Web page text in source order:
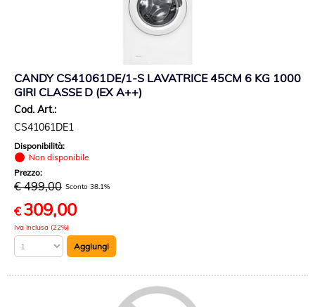
CANDY CS41061DE/1-S LAVATRICE 45CM 6 KG 1000
GIRI CLASSE D (EX A++)
Cod. Art.:
CS41061DE1
Disponibilità:
Non disponibile
Prezzo:
€ 499,00 Sconto 38.1%
€ 309,00
Iva inclusa (22%)